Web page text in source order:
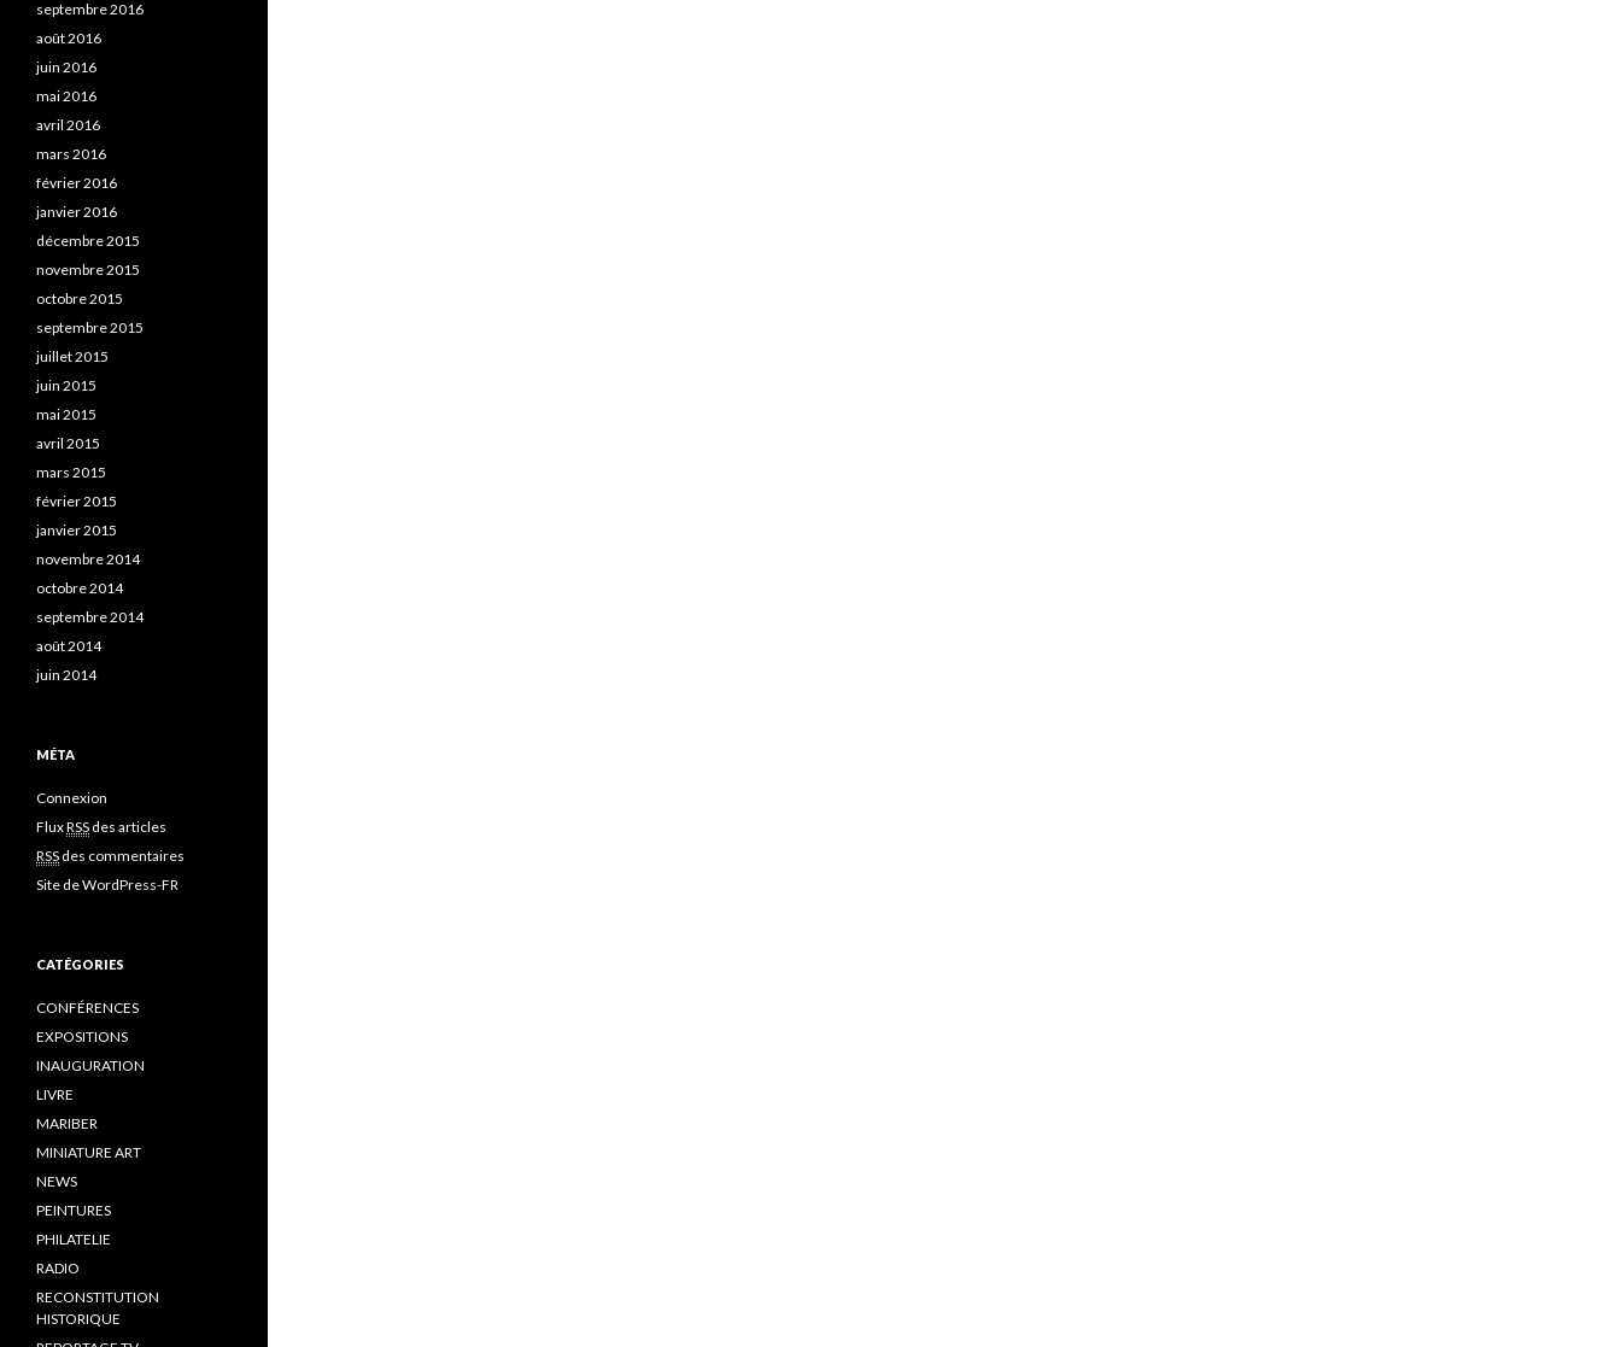
septembre 2016
août 2016
juin 2016
mai 2016
avril 2016
mars 2016
février 2016
janvier 2016
décembre 2015
novembre 2015
octobre 2015
septembre 2015
juillet 2015
juin 2015
mai 2015
avril 2015
mars 2015
février 2015
janvier 2015
novembre 2014
octobre 2014
septembre 2014
août 2014
juin 2014
MÉTA
Connexion
FluxRSS des articles
RSS des commentaires
Site de WordPress-FR
CATÉGORIES
CONFÉRENCES
EXPOSITIONS
INAUGURATION
LIVRE
MARIBER
MINIATURE ART
NEWS
PEINTURES
PHILATELIE
RADIO
RECONSTITUTION
HISTORIQUE